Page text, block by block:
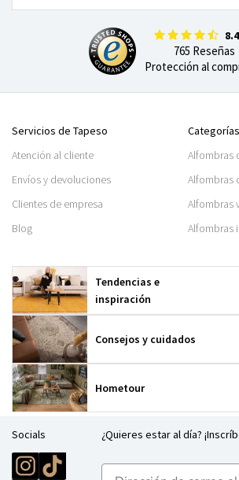
8.4
765 Reseñas
Protección al
Servicios de Tapeso
Atención al cliente
Envíos y devoluciones
Clientes de empresa
Blog
Alfombras
Alfombras
Alfombras
Alfombras
Tendencias e
inspiración
Consejos y cuidados
Hometour
Socials ¿Quieres estar al día?
E-mailadres